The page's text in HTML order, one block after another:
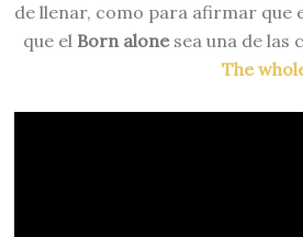
de llenar, como para afirmar que
que el Born alonesea una de las
The